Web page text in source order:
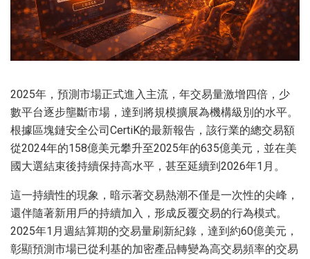
2025年，預測市場正式進入主流，年交易量激增四倍，少
數平台逐步壟斷市場，達到將規模擴展為機構級別的水平。
根據區塊鏈安全公司CertiK的最新報告，該行業的總交易額
從2024年的158億美元攀升至2025年的635億美元，並在美
國大選結束後持續保持高水平，甚至延續到2026年1月。
這一持續性的現象，暗示著交易熱潮不僅是一次性的尖峰，
還伴隨著新用戶的持續加入，形成反覆交易的行為模式。
2025年1月週結算期的交易量刷新紀錄，達到約60億美元，
彰顯預測市場已從利基的加密產品轉變為高交易頻率的交易